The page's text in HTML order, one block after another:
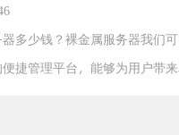
多少钱？裸金属服务器我们
捷管理平台，能够为用户带